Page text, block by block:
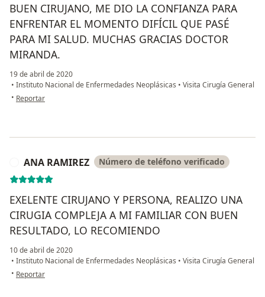
BUEN CIRUJANO, ME DIO LA CONFIANZA PARA
ENFRENTAR EL MOMENTO DIFÍCIL QUE PASÉ
PARA MI SALUD. MUCHAS GRACIAS DOCTOR
MIRANDA.
19 de abril de 2020
• Instituto Nacional de Enfermedades Neoplásicas • Visita Cirugía General
• en opinión del usuario MAIRON DIAZ ROSALES
Reportar
ANA RAMIREZ Número de teléfono verificado
EXELENTE CIRUJANO Y PERSONA, REALIZO UNA
CIRUGIA COMPLEJA A MI FAMILIAR CON BUEN
RESULTADO, LO RECOMIENDO
10 de abril de 2020
• Instituto Nacional de Enfermedades Neoplásicas • Visita Cirugía General
• en opinión del usuario ANA RAMIREZ
Reportar